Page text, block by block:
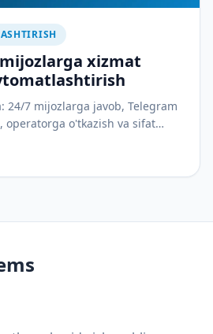
xizmat
24/7 mijozlarga javob, Telegram
operatorga o'tkazish va sifat